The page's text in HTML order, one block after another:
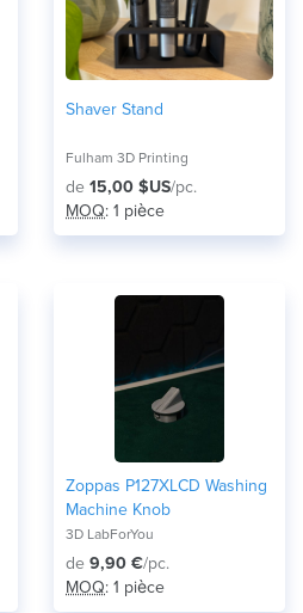
Shaver Stand
Fulham 3D Printing
de 15,00 $US/pc.
MOQ: 1 pièce
Zoppas P127XLCD Washing
Machine Knob
3D LabForYou
de 9,90 €/pc.
MOQ: 1 pièce